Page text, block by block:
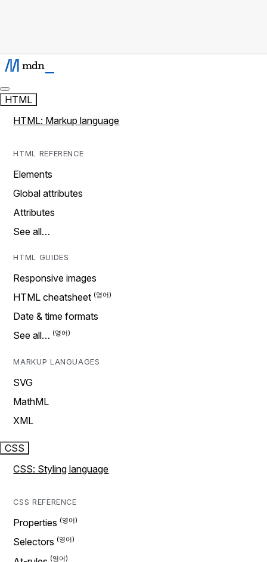
HTML
HTML: Markup language
HTML REFERENCE
Elements
Global attributes
Attributes
See all…
HTML GUIDES
Responsive images
HTML cheatsheet
Date & time formats
See all…
MARKUP LANGUAGES
SVG
MathML
XML
CSS
CSS: Styling language
CSS REFERENCE
Properties
Selectors